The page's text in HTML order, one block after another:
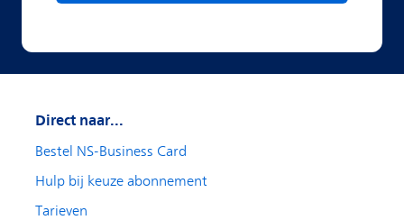
Direct naar...
Bestel NS-Business Card
Hulp bij keuze abonnement
Tarieven